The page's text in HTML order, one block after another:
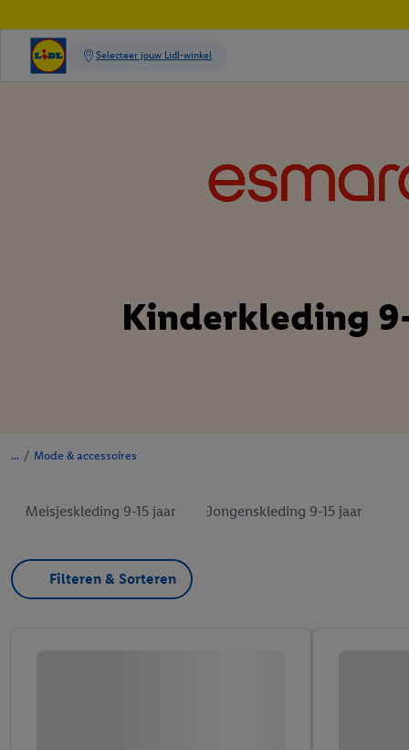
Kinderkleding
/ Mode & accessoires
Meisjeskleding 9-15 jaar Jongenskleding 9-15 jaar
Filteren & Sorteren